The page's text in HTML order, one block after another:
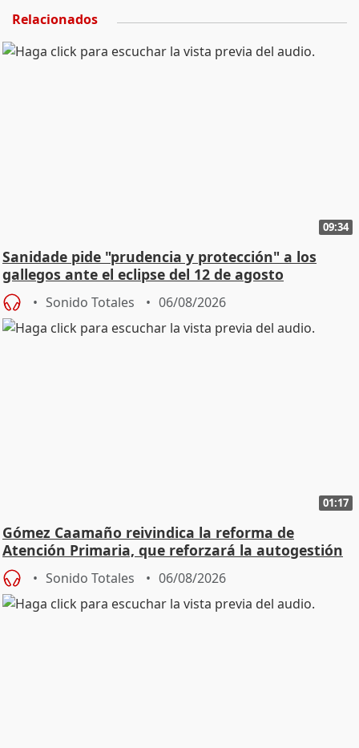
Relacionados
09:34
Sanidade pide "prudencia y protección" a los
gallegos ante el eclipse del 12 de agosto
Sonido Totales 06/08/2026
01:17
Gómez Caamaño reivindica la reforma de
Atención Primaria, que reforzará la autogestión
Sonido Totales 06/08/2026